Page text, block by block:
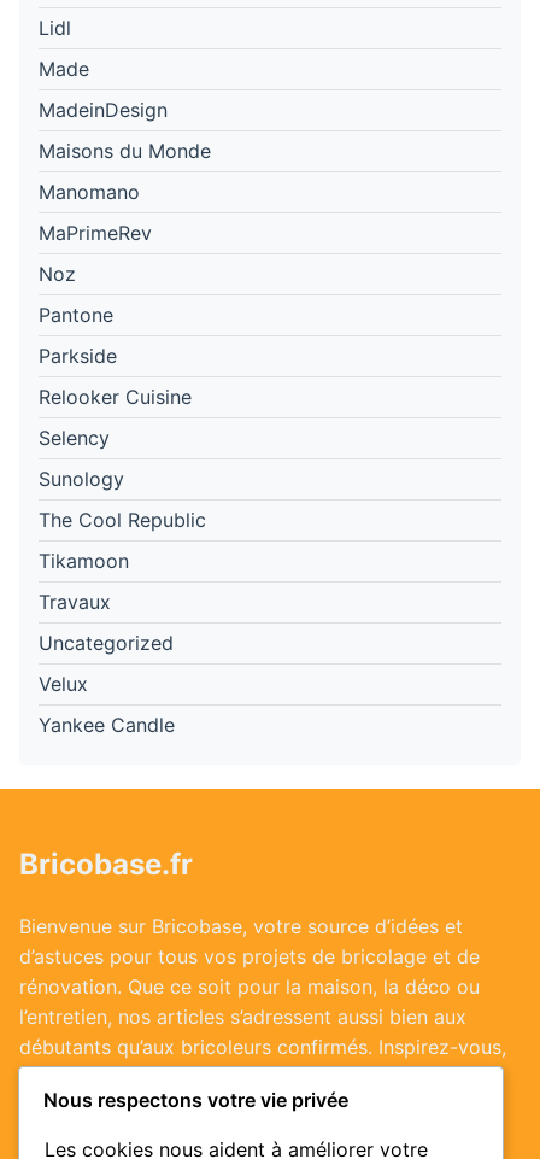
Lidl
Made
MadeinDesign
Maisons du Monde
Manomano
MaPrimeRev
Noz
Pantone
Parkside
Relooker Cuisine
Selency
Sunology
The Cool Republic
Tikamoon
Travaux
Uncategorized
Velux
Yankee Candle
Bricobase.fr
Bienvenue sur Bricobase, votre source d’idées et
d’astuces pour tous vos projets de bricolage et de
rénovation. Que ce soit pour la maison, la déco ou
l’entretien, nos articles s’adressent aussi bien aux
débutants qu’aux bricoleurs confirmés. Inspirez-vous,
passez à l’action et valorisez votre habitat !
Nous respectons votre vie privée
Les cookies nous aident à améliorer votre